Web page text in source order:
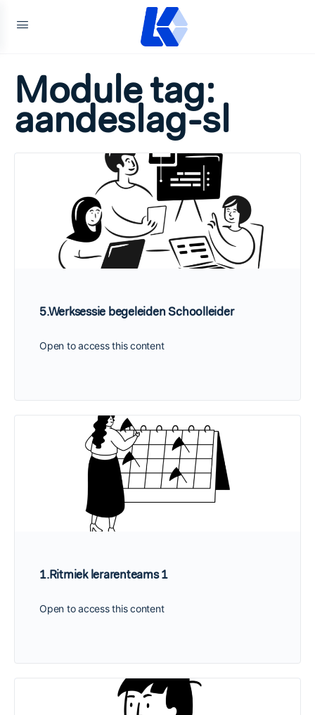
Module tag:
aandeslag-sl
5.Werksessie begeleiden Schoolleider
Open to access this content
1.Ritmiek lerarenteams 1
Open to access this content